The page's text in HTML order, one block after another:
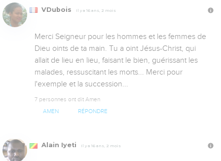
VDubois Il y a 16 ans, 2 mois
Merci Seigneur pour les hommes et les femmes de
Dieu oints de ta main. Tu a oint Jésus-Christ, qui
allait de lieu en lieu, faisant le bien, guérissant les
malades, ressuscitant les morts... Merci pour
l'exemple et la succession...
7 personnes ont dit Amen
AMEN RÉPONDRE
Alain Iyeti Il y a 16 ans, 2 mois